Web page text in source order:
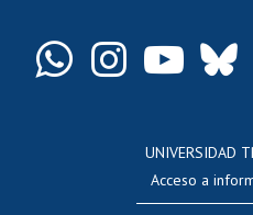
UNIVERSIDAD
Acceso a